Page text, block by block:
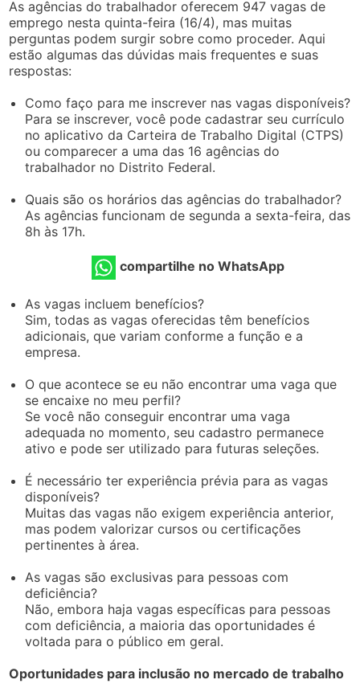
As agências do trabalhador oferecem 947 vagas de
emprego nesta quinta-feira (16/4), mas muitas
perguntas podem surgir sobre como proceder. Aqui
estão algumas das dúvidas mais frequentes e suas
respostas:
Como faço para me inscrever nas vagas disponíveis?
Para se inscrever, você pode cadastrar seu currículo
no aplicativo da Carteira de Trabalho Digital (CTPS)
ou comparecer a uma das 16 agências do
trabalhador no Distrito Federal.
Quais são os horários das agências do trabalhador?
As agências funcionam de segunda a sexta-feira, das
8h às 17h.
compartilhe no WhatsApp
As vagas incluem benefícios?
Sim, todas as vagas oferecidas têm benefícios
adicionais, que variam conforme a função e a
empresa.
O que acontece se eu não encontrar uma vaga que
se encaixe no meu perfil?
Se você não conseguir encontrar uma vaga
adequada no momento, seu cadastro permanece
ativo e pode ser utilizado para futuras seleções.
É necessário ter experiência prévia para as vagas
disponíveis?
Muitas das vagas não exigem experiência anterior,
mas podem valorizar cursos ou certificações
pertinentes à área.
As vagas são exclusivas para pessoas com
deficiência?
Não, embora haja vagas específicas para pessoas
com deficiência, a maioria das oportunidades é
voltada para o público em geral.
Oportunidades para inclusão no mercado de trabalho